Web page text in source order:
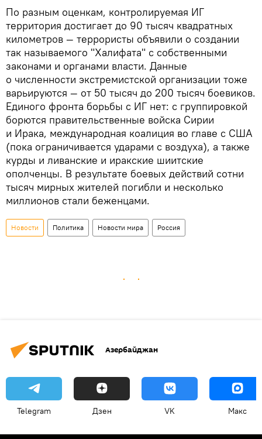
По разным оценкам, контролируемая ИГ
территория достигает до 90 тысяч квадратных
километров — террористы объявили о создании
так называемого "Халифата" с собственными
законами и органами власти. Данные
о численности экстремистской организации тоже
варьируются — от 50 тысяч до 200 тысяч боевиков.
Единого фронта борьбы с ИГ нет: с группировкой
борются правительственные войска Сирии
и Ирака, международная коалиция во главе с США
(пока ограничивается ударами с воздуха), а также
курды и ливанские и иракские шиитские
ополченцы. В результате боевых действий сотни
тысяч мирных жителей погибли и несколько
миллионов стали беженцами.
Новости Политика Новости мира Россия
Азербайджан
Telegram Дзен VK Макс